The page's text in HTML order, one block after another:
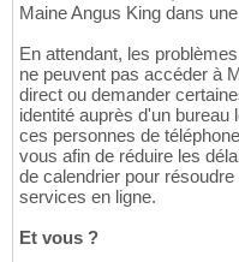
Maine Angus King dans
En attendant, les
ne peuvent pas accéder à
direct ou demander
identité auprès d'un
ces personnes de
vous afin de réduire les
de calendrier pour
services en ligne.
Et vous ?